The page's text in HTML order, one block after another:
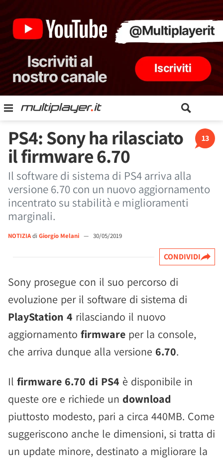
13
PS4: Sony ha rilasciato
il firmware 6.70
Il software di sistema di PS4 arriva alla
versione 6.70 con un nuovo aggiornamento
incentrato su stabilità e miglioramenti
marginali.
NOTIZIAdi Giorgio Melani — 30/05/2019
CONDIVIDI
Sony prosegue con il suo percorso di
evoluzione per il software di sistema di
PlayStation 4 rilasciando il nuovo
aggiornamento firmware per la console,
che arriva dunque alla versione 6.70.
Il firmware 6.70 di PS4 è disponibile in
queste ore e richiede un download
piuttosto modesto, pari a circa 440MB. Come
suggeriscono anche le dimensioni, si tratta di
un update minore, destinato a migliorare la